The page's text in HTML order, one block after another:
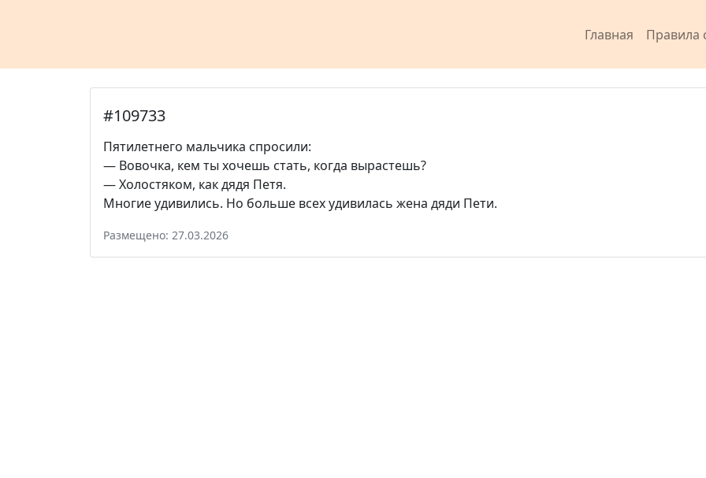
Главная Правила
#109733
Пятилетнего мальчика спросили:
— Вовочка, кем ты хочешь стать, когда вырастешь?
— Холостяком, как дядя Петя.
Многие удивились. Но больше всех удивилась жена дяди Пети.
Размещено: 27.03.2026